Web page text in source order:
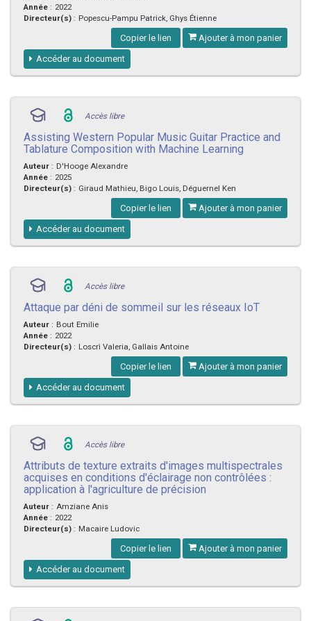
Année : 2022
Directeur(s) : Popescu-Pampu Patrick, Ghys Étienne
Copier le lien Ajouter à mon panier
Accéder au document
Accès libre
Assisting Western Popular Music Guitar Practice and
Tablature Composition with Machine Learning
Auteur : D'Hooge Alexandre
Année : 2025
Directeur(s) : Giraud Mathieu, Bigo Louis, Déguernel Ken
Copier le lien Ajouter à mon panier
Accéder au document
Accès libre
Attaque par déni de sommeil sur les réseaux IoT
Auteur : Bout Emilie
Année : 2022
Directeur(s) : Loscrì Valeria, Gallais Antoine
Copier le lien Ajouter à mon panier
Accéder au document
Accès libre
Attributs de texture extraits d'images multispectrales
acquises en conditions d'éclairage non contrôlées :
application à l'agriculture de précision
Auteur : Amziane Anis
Année : 2022
Directeur(s) : Macaire Ludovic
Copier le lien Ajouter à mon panier
Accéder au document